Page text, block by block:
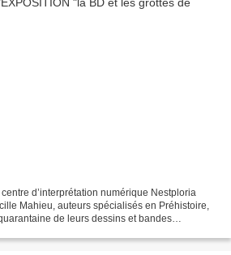
d’interprétation numérique Nestploria
Mahieu, auteurs spécialisés en Préhistoire,
de leurs dessins et bandes